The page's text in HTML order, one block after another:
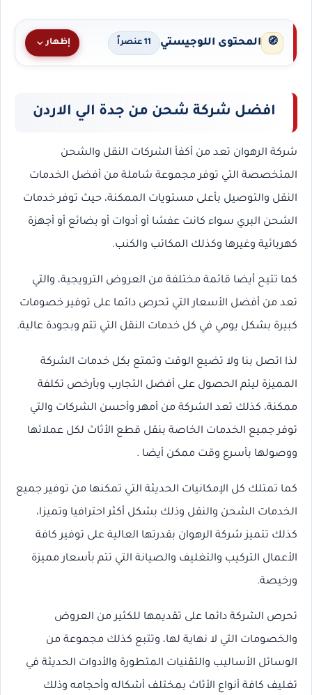
🧭 المحتوى اللوجيستي 11 عنصراً إظهار
افضل شركة شحن من جدة الي الاردن
شركة الرهوان تعد من أكفأ الشركات النقل والشحن
المتخصصة التي توفر مجموعة شاملة من أفضل الخدمات
النقل والتوصيل بأعلى مستويات الممكنة، حيث توفر خدمات
الشحن البري سواء كانت عفشا أو أدوات أو بضائع أو أجهزة
كهربائية وغيرها وكذلك المكاتب والكنب.
كما تتيح أيضا قائمة مختلفة من العروض الترويجية، والتي
تعد من أفضل الأسعار التي تحرص دائما على توفير خصومات
كبيرة بشكل يومي في كل خدمات النقل التي تتم وبجودة عالية.
لذا اتصل بنا ولا تضيع الوقت وتمتع بكل خدمات الشركة
المميزة ليتم الحصول على أفضل التجارب وبأرخص تكلفة
ممكنة، كذلك تعد الشركة من أمهر وأحسن الشركات والتي
توفر جميع الخدمات الخاصة بنقل قطع الأثاث لكل عملائها
ووصولها بأسرع وقت ممكن أيضا .
كما تمتلك كل الإمكانيات الحديثة التي تمكنها من توفير جميع
الخدمات الشحن والنقل وذلك بشكل أكثر احترافيا وتميزا،
كذلك تتميز شركة الرهوان بقدرتها العالية على توفير كافة
الأعمال التركيب والتغليف والصيانة التي تتم بأسعار مميزة
ورخيصة.
تحرص الشركة دائما على تقديمها للكثير من العروض
والخصومات التي لا نهاية لها، وتتبع كذلك مجموعة من
الوسائل الأساليب والتقنيات المتطورة والأدوات الحديثة في
تغليف كافة أنواع الأثاث بمختلف أشكاله وأحجامه وذلك